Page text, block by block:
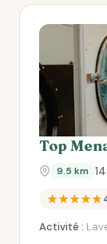
Top
9.5 km
★★★★★
Activité :